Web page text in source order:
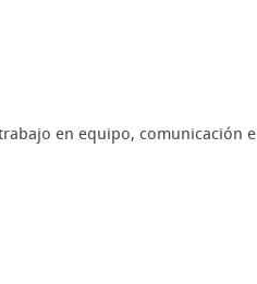
en equipo, comunicación e